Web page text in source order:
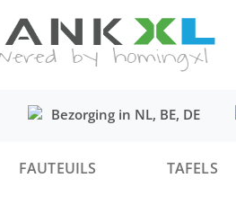
Bezorging in NL, BE, DE
FAUTEUILS TAFELS